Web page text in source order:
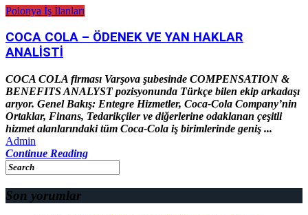
Polonya İş İlanları
COCA COLA – ÖDENEK VE YAN HAKLAR
ANALİSTİ
COCA COLA firması Varşova şubesinde COMPENSATION &
BENEFITS ANALYST pozisyonunda Türkçe bilen ekip arkadaşı
arıyor. Genel Bakış: Entegre Hizmetler, Coca-Cola Company’nin
Ortaklar, Finans, Tedarikçiler ve diğerlerine odaklanan çeşitli
hizmet alanlarındaki tüm Coca-Cola iş birimlerinde geniş ...
Admin
Continue Reading
Son yorumlar